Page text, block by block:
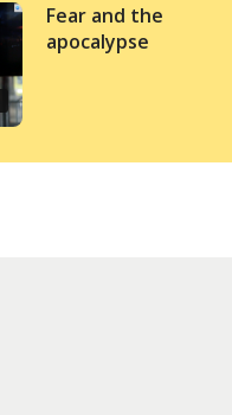
Fear and the
apocalypse